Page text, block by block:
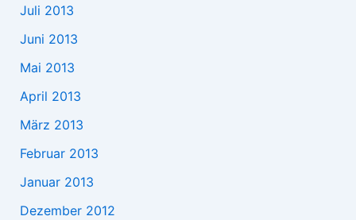
Juli 2013
Juni 2013
Mai 2013
April 2013
März 2013
Februar 2013
Januar 2013
Dezember 2012